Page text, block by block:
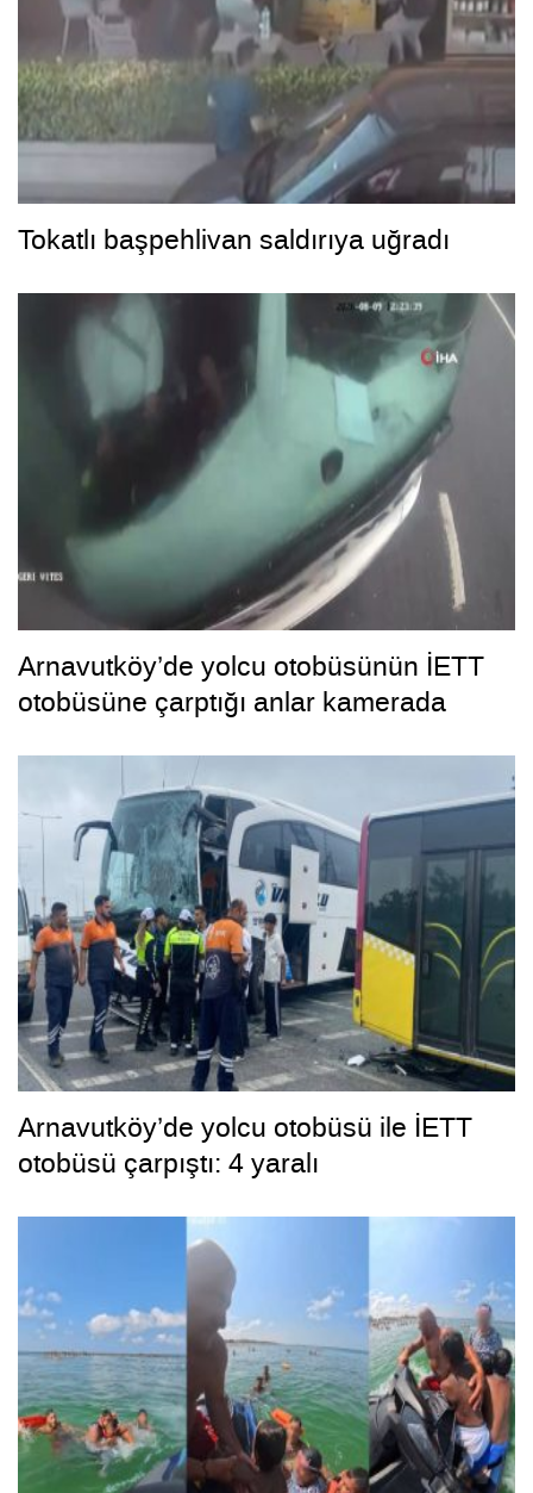
Tokatlı başpehlivan saldırıya uğradı
Arnavutköy’de yolcu otobüsünün İETT
otobüsüne çarptığı anlar kamerada
Arnavutköy’de yolcu otobüsü ile İETT
otobüsü çarpıştı: 4 yaralı